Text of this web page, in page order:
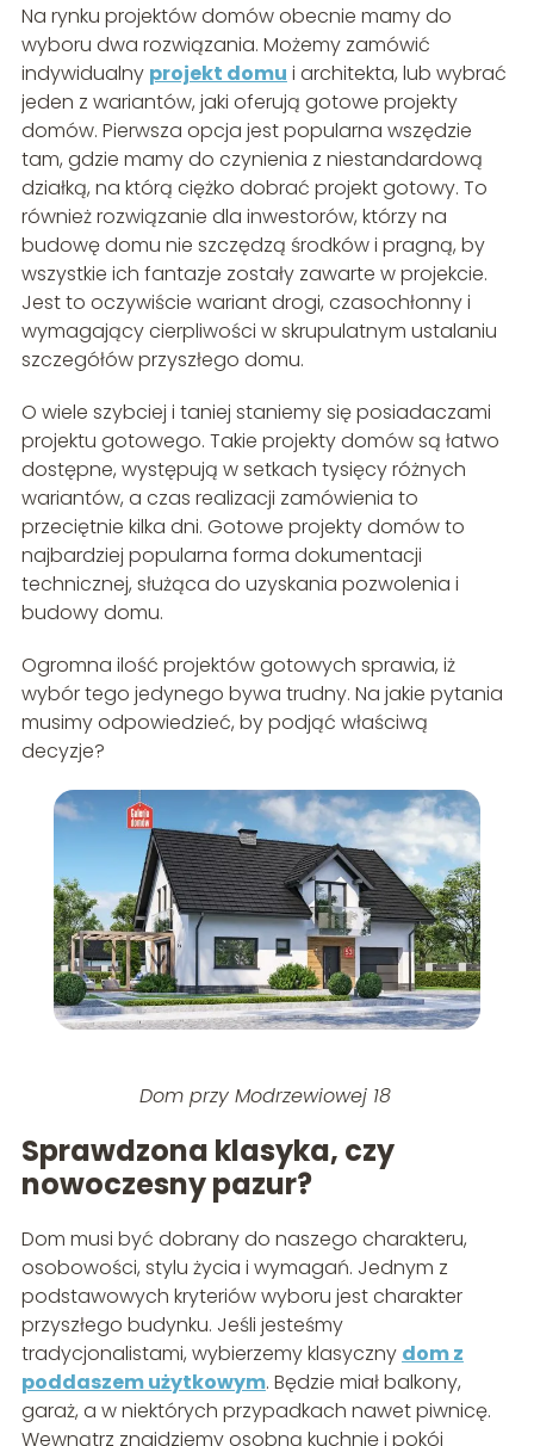
Na rynku projektów domów obecnie mamy do
wyboru dwa rozwiązania. Możemy zamówić
indywidualny projekt domu i architekta, lub wybrać
jeden z wariantów, jaki oferują gotowe projekty
domów. Pierwsza opcja jest popularna wszędzie
tam, gdzie mamy do czynienia z niestandardową
działką, na którą ciężko dobrać projekt gotowy. To
również rozwiązanie dla inwestorów, którzy na
budowę domu nie szczędzą środków i pragną, by
wszystkie ich fantazje zostały zawarte w projekcie.
Jest to oczywiście wariant drogi, czasochłonny i
wymagający cierpliwości w skrupulatnym ustalaniu
szczegółów przyszłego domu.
O wiele szybciej i taniej staniemy się posiadaczami
projektu gotowego. Takie projekty domów są łatwo
dostępne, występują w setkach tysięcy różnych
wariantów, a czas realizacji zamówienia to
przeciętnie kilka dni. Gotowe projekty domów to
najbardziej popularna forma dokumentacji
technicznej, służąca do uzyskania pozwolenia i
budowy domu.
Ogromna ilość projektów gotowych sprawia, iż
wybór tego jedynego bywa trudny. Na jakie pytania
musimy odpowiedzieć, by podjąć właściwą
decyzje?
Dom przy Modrzewiowej 18
Sprawdzona klasyka, czy
nowoczesny pazur?
Dom musi być dobrany do naszego charakteru,
osobowości, stylu życia i wymagań. Jednym z
podstawowych kryteriów wyboru jest charakter
przyszłego budynku. Jeśli jesteśmy
tradycjonalistami, wybierzemy klasyczny dom z
poddaszem użytkowym. Będzie miał balkony,
garaż, a w niektórych przypadkach nawet piwnicę.
Wewnątrz znajdziemy osobną kuchnię i pokój